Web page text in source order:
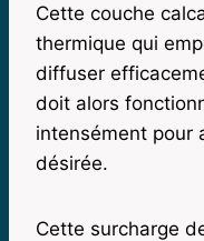
Cette couche
thermique qui
diffuser
doit alors
intensément pour
désirée.
Cette surcharge